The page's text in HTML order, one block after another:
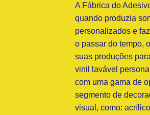
A Fábrica do
quando produzia
personalizados e
o passar do tempo,
suas produções
vinil lavável
com uma gama de
segmento de
visual, como: